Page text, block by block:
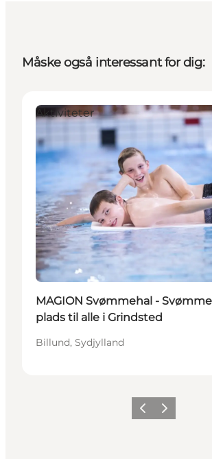
Måske også interessant for dig:
Aktiviteter
MAGION Svømmehal -
plads til alle i Grindsted
Billund, Sydjylland
Forrige billede
Næste billede